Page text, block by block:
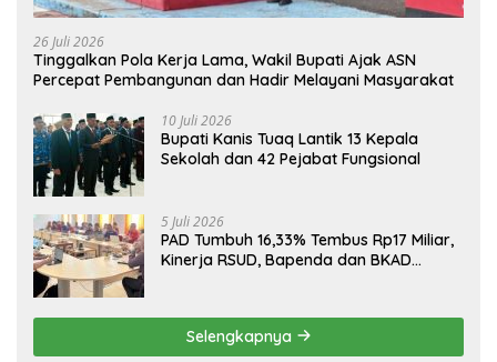
26 Juli 2026
Tinggalkan Pola Kerja Lama, Wakil Bupati Ajak ASN
Percepat Pembangunan dan Hadir Melayani Masyarakat
10 Juli 2026
Bupati Kanis Tuaq Lantik 13 Kepala
Sekolah dan 42 Pejabat Fungsional
5 Juli 2026
PAD Tumbuh 16,33% Tembus Rp17 Miliar,
Kinerja RSUD, Bapenda dan BKAD
Selengkapnya